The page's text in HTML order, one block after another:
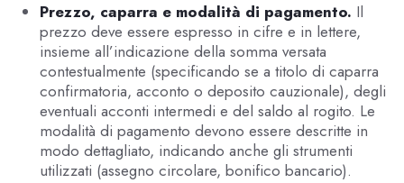
Prezzo, caparra e modalità di pagamento. Il
prezzo deve essere espresso in cifre e in lettere,
insieme all’indicazione della somma versata
contestualmente (specificando se a titolo di caparra
confirmatoria, acconto o deposito cauzionale), degli
eventuali acconti intermedi e del saldo al rogito. Le
modalità di pagamento devono essere descritte in
modo dettagliato, indicando anche gli strumenti
utilizzati (assegno circolare, bonifico bancario).